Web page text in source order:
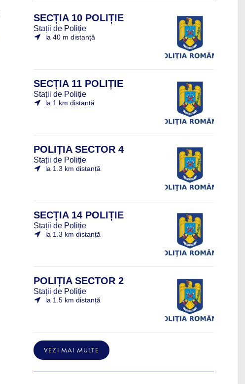
SECȚIA 10 POLIȚIE
Stații de Poliție
la 40 m distanță
SECȚIA 11 POLIȚIE
Stații de Poliție
la 1 km distanță
POLIȚIA SECTOR 4
Stații de Poliție
la 1.3 km distanță
SECȚIA 14 POLIȚIE
Stații de Poliție
la 1.3 km distanță
POLIȚIA SECTOR 2
Stații de Poliție
la 1.5 km distanță
VEZI MAI MULTE